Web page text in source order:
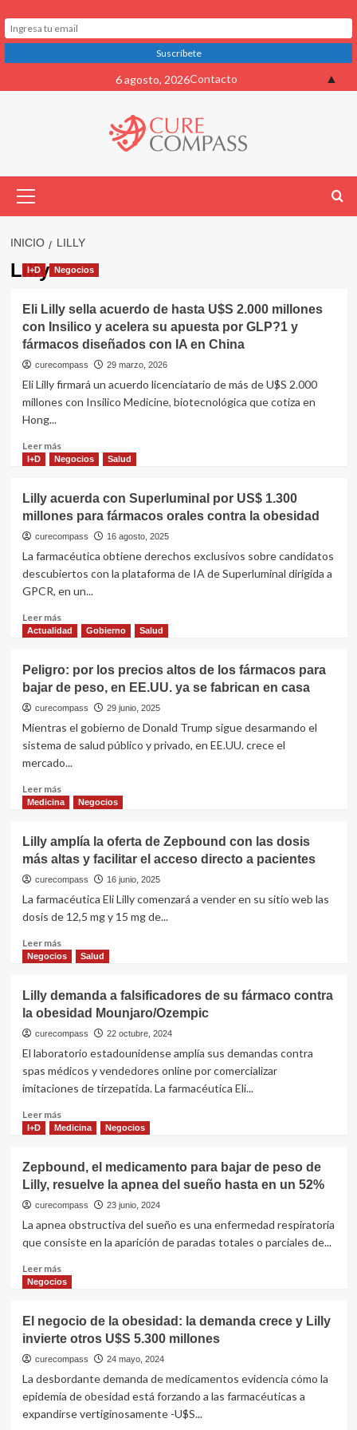
al
6 agosto, 2026Contacto
primario
INICIO LILLY
Lilly
I+D Negocios
Eli Lilly sella acuerdo de hasta U$S 2.000 millones
con Insilico y acelera su apuesta por GLP?1 y
fármacos diseñados con IA en China
curecompass 29 marzo, 2026
Eli Lilly firmará un acuerdo licenciatario de más de U$S 2.000
millones con Insilico Medicine, biotecnológica que cotiza en
Hong...
Leer másLeer
más
Lilly
sella
acuerdo
U$S
2.000
con
Insilico
acelera
su
apuesta
por
GLP?
1
y
diseñados
con
en
China
I+D Negocios Salud
Lilly acuerda con Superluminal por US$ 1.300
millones para fármacos orales contra la obesidad
curecompass 16 agosto, 2025
La farmacéutica obtiene derechos exclusivos sobre candidatos
descubiertos con la plataforma de IA de Superluminal dirigida a
GPCR, en un...
Leer másLeer
más
acuerda
con
Superluminal
por
1.300
millones
fármacos
orales
la
obesidad
Actualidad Gobierno Salud
Peligro: por los precios altos de los fármacos para
bajar de peso, en EE.UU. ya se fabrican en casa
curecompass 29 junio, 2025
Mientras el gobierno de Donald Trump sigue desarmando el
sistema de salud público y privado, en EE.UU. crece el
mercado...
Leer másLeer
más
por
los
precios
altos
los
para
peso,
en
EE.UU.
se
fabrican
en
Medicina Negocios
Lilly amplía la oferta de Zepbound con las dosis
más altas y facilitar el acceso directo a pacientes
curecompass 16 junio, 2025
La farmacéutica Eli Lilly comenzará a vender en su sitio web las
dosis de 12,5 mg y 15 mg de...
Leer másLeer
más
amplía
la
oferta
con
las
más
altas
facilitar
el
directo
a
pacientes
Negocios Salud
Lilly demanda a falsificadores de su fármaco contra
la obesidad Mounjaro/Ozempic
curecompass 22 octubre, 2024
El laboratorio estadounidense amplía sus demandas contra
spas médicos y vendedores online por comercializar
imitaciones de tirzepatida. La farmacéutica Eli...
Leer másLeer
más
demanda
a
falsificadores
fármaco
la
I+D Medicina Negocios
Zepbound, el medicamento para bajar de peso de
Lilly, resuelve la apnea del sueño hasta en un 52%
curecompass 23 junio, 2024
La apnea obstructiva del sueño es una enfermedad respiratoria
que consiste en la aparición de paradas totales o parciales de...
Leer másLeer
más
el
medicamento
para
bajar
peso
de
Negocios
El negocio de la obesidad: la demanda crece y Lilly
invierte otros U$S 5.300 millones
curecompass 24 mayo, 2024
La desbordante demanda de medicamentos evidencia cómo la
epidemia de obesidad está forzando a las farmacéuticas a
expandirse vertiginosamente -U$S...
▲